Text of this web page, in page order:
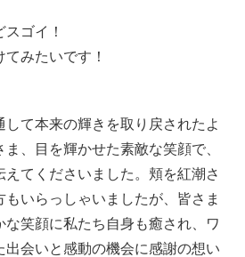
スゴイ！
てみたいです！
して本来の輝きを取り戻されたよ
、目を輝かせた素敵な笑顔で、
てくださいました。頬を紅潮さ
いらっしゃいましたが、皆さま
な笑顔に私たち自身も癒され、ワ
出会いと感動の機会に感謝の想い